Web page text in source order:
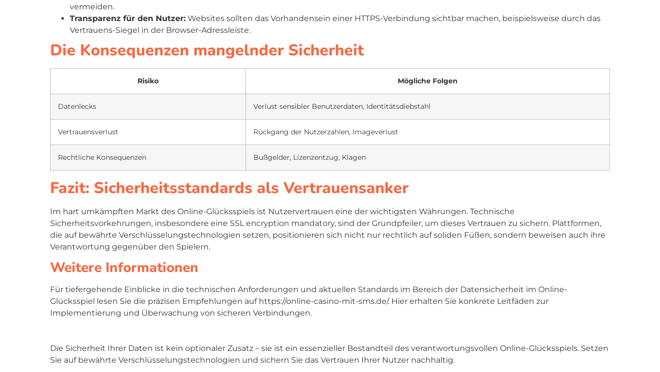
vermeiden.
Transparenz für den Nutzer: Websites sollten das Vorhandensein einer HTTPS-Verbindung sichtbar machen, beispielsweise durch das
Vertrauens-Siegel in der Browser-Adressleiste.
Die Konsequenzen mangelnder Sicherheit
Risiko Mögliche Folgen
Datenlecks Verlust sensibler Benutzerdaten, Identitätsdiebstahl
Vertrauensverlust Rückgang der Nutzerzahlen, Imageverlust
Rechtliche Konsequenzen Bußgelder, Lizenzentzug, Klagen
Fazit: Sicherheitsstandards als Vertrauensanker
Im hart umkämpften Markt des Online-Glücksspiels ist Nutzervertrauen eine der wichtigsten Währungen. Technische
Sicherheitsvorkehrungen, insbesondere eine SSL encryption mandatory, sind der Grundpfeiler, um dieses Vertrauen zu sichern. Plattformen,
die auf bewährte Verschlüsselungstechnologien setzen, positionieren sich nicht nur rechtlich auf soliden Füßen, sondern beweisen auch ihre
Verantwortung gegenüber den Spielern.
Weitere Informationen
Für tiefergehende Einblicke in die technischen Anforderungen und aktuellen Standards im Bereich der Datensicherheit im Online-
Glücksspiel lesen Sie die präzisen Empfehlungen auf https://online-casino-mit-sms.de/. Hier erhalten Sie konkrete Leitfäden zur
Implementierung und Überwachung von sicheren Verbindungen.
Die Sicherheit Ihrer Daten ist kein optionaler Zusatz – sie ist ein essenzieller Bestandteil des verantwortungsvollen Online-Glücksspiels. Setzen
Sie auf bewährte Verschlüsselungstechnologien und sichern Sie das Vertrauen Ihrer Nutzer nachhaltig.